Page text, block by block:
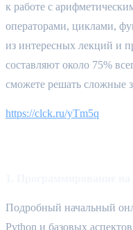
к работе с
операторами, циклами,
из интересных лекций и
составляют около 75%
сможете решать сложные
https://clck.ru/yTm5q
Подробный начальный
Python и базовых